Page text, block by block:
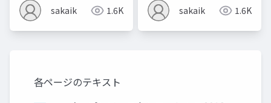
sakaik 1.6K sakaik 1.6K
各ページのテキスト